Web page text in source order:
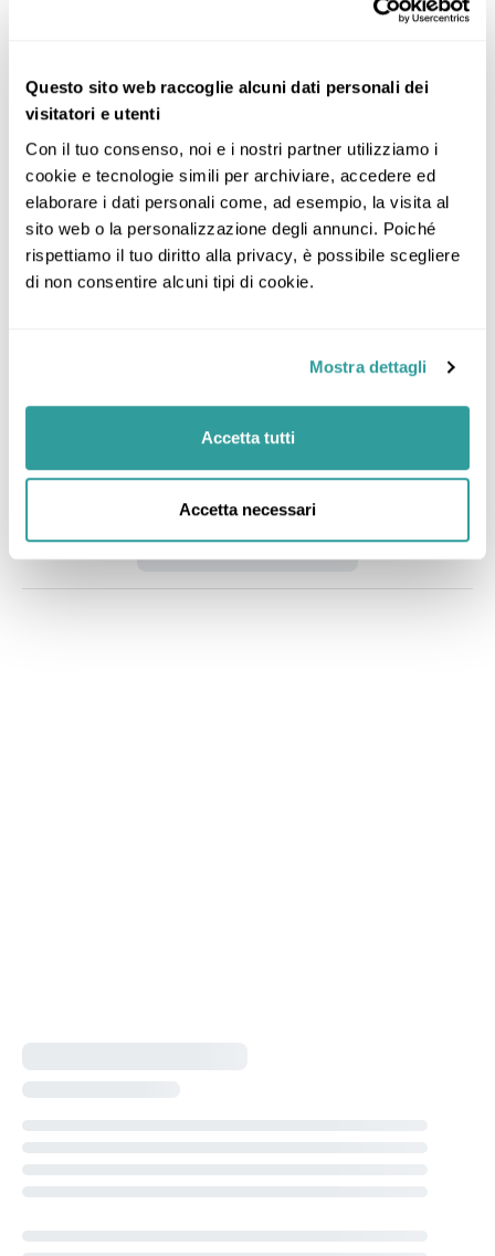
Questo sito web raccoglie alcuni dati personali dei
visitatori e utenti
Con il tuo consenso, noi e i nostri partner utilizziamo i
cookie e tecnologie simili per archiviare, accedere ed
elaborare i dati personali come, ad esempio, la visita al
sito web o la personalizzazione degli annunci. Poiché
rispettiamo il tuo diritto alla privacy, è possibile scegliere
di non consentire alcuni tipi di cookie.
Mostra dettagli
Accetta tutti
Accetta necessari